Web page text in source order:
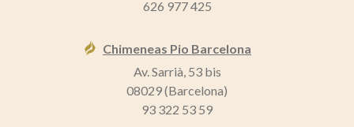
626 977 425
Chimeneas Pio Barcelona
Av. Sarrià, 53 bis
08029 (Barcelona)
93 322 53 59